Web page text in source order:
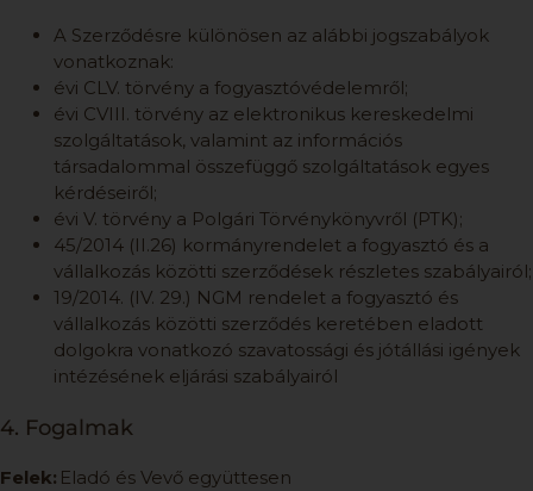
A Szerződésre különösen az alábbi jogszabályok
vonatkoznak:
évi CLV. törvény a fogyasztóvédelemről;
évi CVIII. törvény az elektronikus kereskedelmi
szolgáltatások, valamint az információs
társadalommal összefüggő szolgáltatások egyes
kérdéseiről;
évi V. törvény a Polgári Törvénykönyvről (PTK);
45/2014 (II.26) kormányrendelet a fogyasztó és a
vállalkozás közötti szerződések részletes szabályairól;
19/2014. (IV. 29.) NGM rendelet a fogyasztó és
vállalkozás közötti szerződés keretében eladott
dolgokra vonatkozó szavatossági és jótállási igények
intézésének eljárási szabályairól
4. Fogalmak
Felek: Eladó és Vevő együttesen